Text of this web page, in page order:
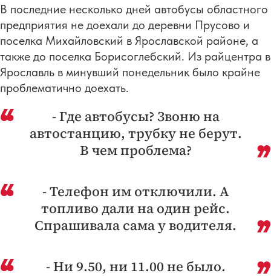
В последние несколько дней автобусы областного
предприятия не доехали до деревни Прусово и
поселка Михайловский в Ярославской районе, а
также до поселка Борисоглебский. Из райцентра в
Ярославль в минувший понедельник было крайне
проблематично доехать.
- Где автобусы? Звоню на
автостанцию, трубку не берут.
В чем проблема?
- Телефон им отключили. А
топливо дали на один рейс.
Спрашивала сама у водителя.
- Ни 9.50, ни 11.00 не было.